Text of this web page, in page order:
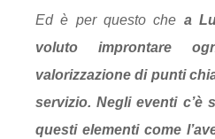
Ed è per questo che a
voluto improntare
valorizzazione di punti
servizio. Negli eventi c’è
questi elementi come